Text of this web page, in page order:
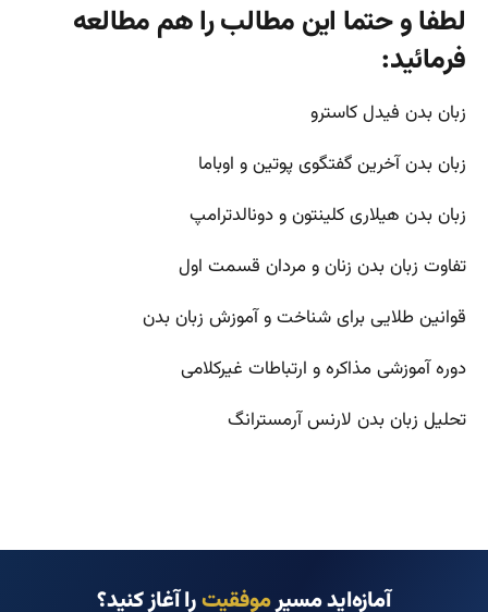
لطفا و حتما این مطالب را هم مطالعه
فرمائید:
زبان بدن فیدل کاسترو
زبان بدن آخرین گفتگوی پوتین و اوباما
زبان بدن هیلاری کلینتون و دونالدترامپ
تفاوت زبان بدن زنان و مردان قسمت اول
قوانین طلایی برای شناخت و آموزش زبان بدن
دوره آموزشی مذاکره و ارتباطات غیرکلامی
تحلیل زبان بدن لارنس آرمسترانگ
آمازه‌اید مسیرموفقیترا آغاز کنید؟